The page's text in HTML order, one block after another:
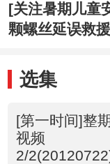
[关注暑期儿童
颗螺丝延误救援
选集
[第一时间]整
视频
2/